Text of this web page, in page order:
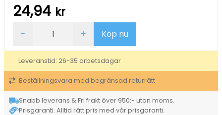
24,94 kr
Universal
Latex
Flossad
stl
L
gul
mängd
- + Köp nu
Leveranstid: 26-35 arbetsdagar
Beställningsvara med begränsad returrätt
Snabb leverans & Fri frakt över 950:- utan moms.
Prisgaranti. Alltid rätt pris med vår prisgaranti.